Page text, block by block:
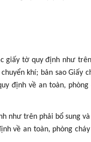
giấy tờ quy định như
khí; bản sao Giấy
định về an toàn, phòng
như trên phải bổ sung
về an toàn, phòng